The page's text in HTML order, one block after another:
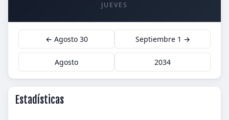
JUEVES
← Agosto 30 Septiembre 1 →
Agosto 2034
Estadísticas